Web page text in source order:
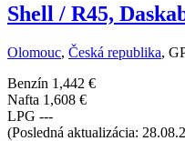
Shell / R45,
Olomouc, Česká republika,
Benzín 1,442 €
Nafta 1,608 €
LPG ---
(Posledná aktualizácia: